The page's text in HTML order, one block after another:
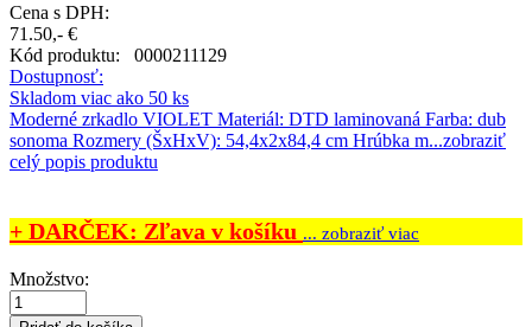
Cena s DPH:
71.50,- €
Kód produktu: 0000211129
Dostupnosť:
Skladom viac ako 50 ks
Moderné zrkadlo VIOLET Materiál: DTD laminovaná Farba: dub
sonoma Rozmery (ŠxHxV): 54,4x2x84,4 cm Hrúbka m...zobraziť
celý popis produktu
+ DARČEK: Zľava v košíku ... zobraziť viac
Množstvo: